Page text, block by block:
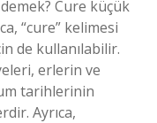
Cure küçük
“cure” kelimesi
de kullanılabilir.
erlerin ve
tarihlerinin
Ayrıca,